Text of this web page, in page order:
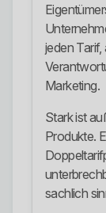
jeden
Marketing.
Stark ist
Produkte.
sachlich